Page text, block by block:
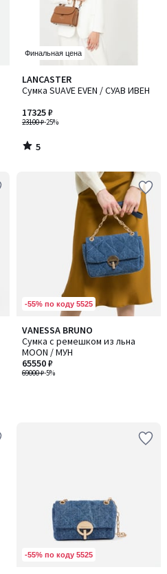
Финальная цена
LANCASTER
Сумка SUAVE EVEN / СУАВ ИВЕН
23100 ₽-25%
17325 ₽
5
/
5
/
-55% по коду 5525
VANESSA BRUNO
Сумка с ремешком из льна
MOON / МУН
69000 ₽-5%
65550 ₽
-55% по коду 5525